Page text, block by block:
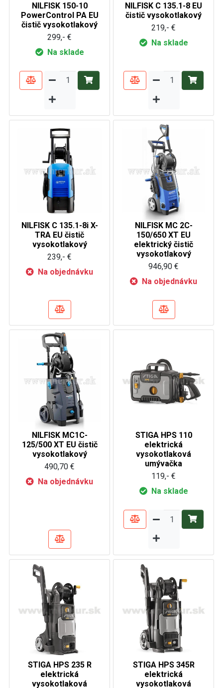
NILFISK 150-10
PowerControl PA EU
čistič vysokotlakový
299,- €
Na sklade
NILFISK C 135.1-8 EU
čistič vysokotlakový
219,- €
Na sklade
NILFISK C 135.1-8i X-
TRA EU čistič
vysokotlakový
239,- €
Na objednávku
NILFISK MC 2C-
150/650 XT EU
elektrický čistič
vysokotlakový
946,90 €
Na objednávku
NILFISK MC1C-
125/500 XT EU čistič
vysokotlakový
490,70 €
Na objednávku
STIGA HPS 110
elektrická
vysokotlaková
umývačka
119,- €
Na sklade
STIGA HPS 235 R
elektrická
vysokotlaková
STIGA HPS 345R
elektrická
vysokotlaková